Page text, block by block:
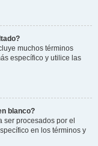
muchos términos
específico y utilice las
blanco?
ser procesados por el
en los términos y